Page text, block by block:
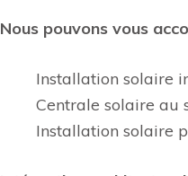
Nous pouvons vous
Installation solaire
Centrale solaire au
Installation solaire